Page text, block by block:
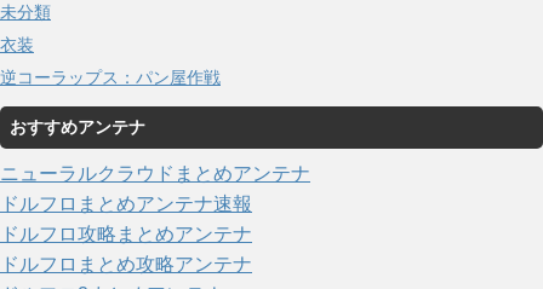
未分類
衣装
逆コーラップス：パン屋作戦
おすすめアンテナ
ニューラルクラウドまとめアンテナ
ドルフロまとめアンテナ速報
ドルフロ攻略まとめアンテナ
ドルフロまとめ攻略アンテナ